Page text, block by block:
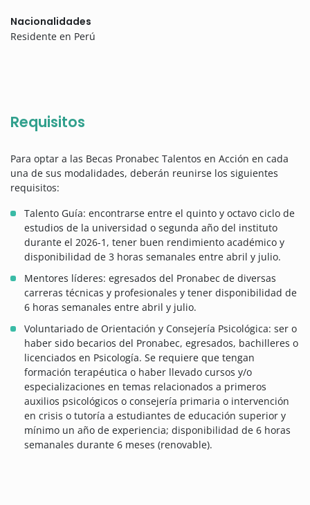
Nacionalidades
Residente en Perú
Requisitos
Para optar a las Becas Pronabec Talentos en Acción en cada
una de sus modalidades, deberán reunirse los siguientes
requisitos:
Talento Guía: encontrarse entre el quinto y octavo ciclo de
estudios de la universidad o segunda año del instituto
durante el 2026-1, tener buen rendimiento académico y
disponibilidad de 3 horas semanales entre abril y julio.
Mentores líderes: egresados del Pronabec de diversas
carreras técnicas y profesionales y tener disponibilidad de
6 horas semanales entre abril y julio.
Voluntariado de Orientación y Consejería Psicológica: ser o
haber sido becarios del Pronabec, egresados, bachilleres o
licenciados en Psicología. Se requiere que tengan
formación terapéutica o haber llevado cursos y/o
especializaciones en temas relacionados a primeros
auxilios psicológicos o consejería primaria o intervención
en crisis o tutoría a estudiantes de educación superior y
mínimo un año de experiencia; disponibilidad de 6 horas
semanales durante 6 meses (renovable).